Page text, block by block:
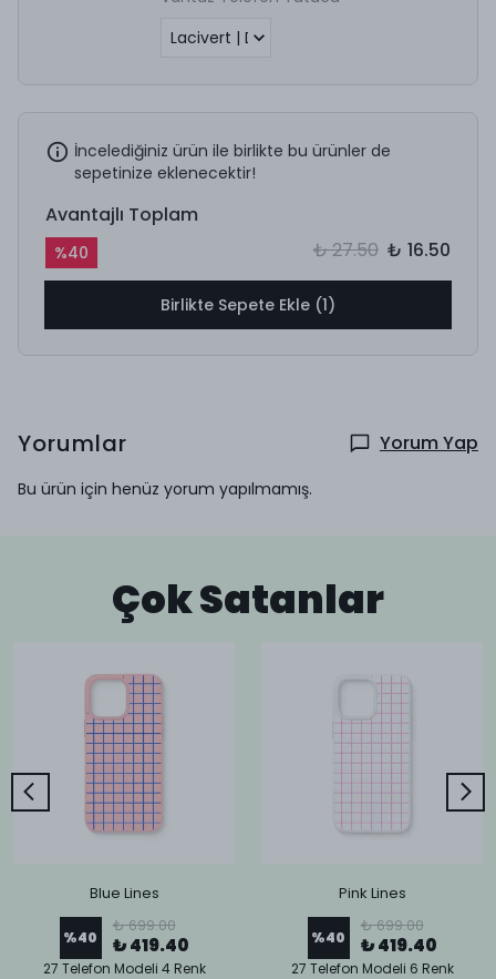
İncelediğiniz ürün ile birlikte bu ürünler de
sepetinize eklenecektir!
Avantajlı Toplam
%40 ₺ 27.50 ₺ 16.50
Birlikte Sepete Ekle (1)
Yorumlar Yorum Yap
Bu ürün için henüz yorum yapılmamış.
Çok Satanlar
Blue Lines
%40
₺ 699.00
₺ 419.40
27 Telefon Modeli 4 Renk
Pink Lines
%40
₺ 699.00
₺ 419.40
27 Telefon Modeli 6 Renk